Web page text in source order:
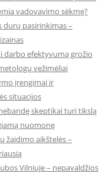
vadovavimo sėkmę?
durų pasirinkimas –
darbo efektyvumą grožio
vežimėliai
įrengimai ir
situacijos
skeptikai turi tikslą
nuomonę
žaidimo aikštelės –
Vilniuje – nepavaldžios